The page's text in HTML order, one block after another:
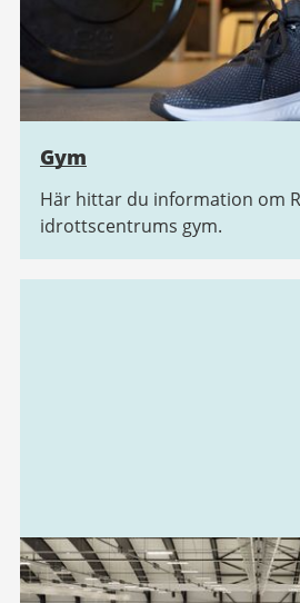
Gym
Här hittar du information om
idrottscentrums gym.